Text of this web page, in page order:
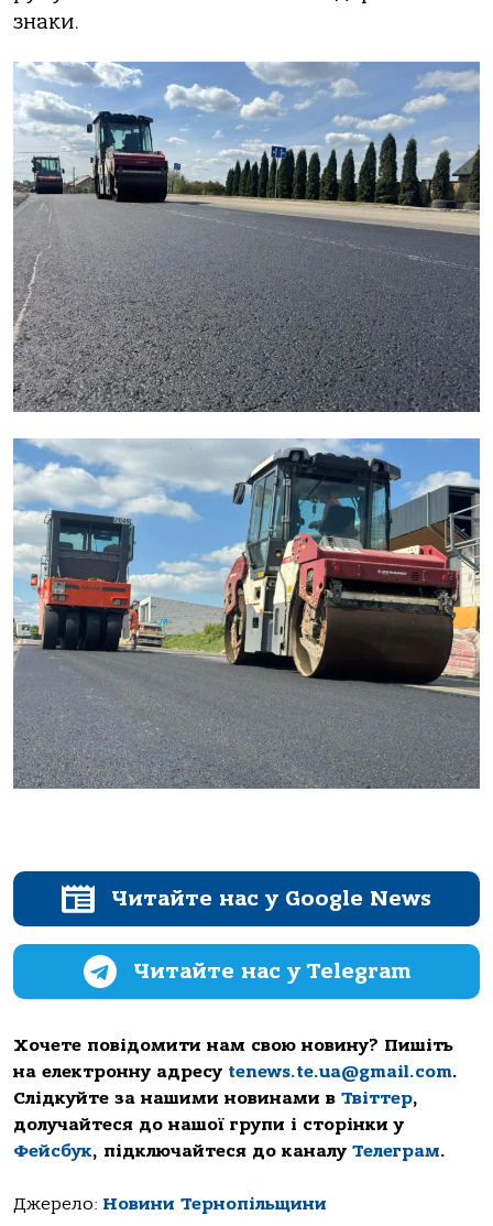
знаки.
Читайте нас у Google News
Читайте нас у Telegram
Хочете повідомити нам свою новину? Пишіть
на електронну адресу tenews.te.ua@gmail.com.
Слідкуйте за нашими новинами в Твіттер,
долучайтеся до нашої групи і сторінки у
Фейсбук, підключайтеся до каналу Телеграм.
Джерело: Новини Тернопільщини